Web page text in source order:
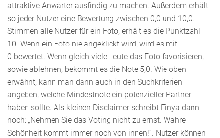
attraktive Anwärter ausfindig zu machen. Außerdem erhält
so jeder Nutzer eine Bewertung zwischen 0,0 und 10,0.
Stimmen alle Nutzer für ein Foto, erhält es die Punktzahl
10. Wenn ein Foto nie angeklickt wird, wird es mit
0 bewertet. Wenn gleich viele Leute das Foto favorisieren,
sowie ablehnen, bekommt es die Note 5,0. Wie oben
erwähnt, kann man dann auch in den Suchkriterien
angeben, welche Mindestnote ein potenzieller Partner
haben sollte. Als kleinen Disclaimer schreibt Finya dann
noch: „Nehmen Sie das Voting nicht zu ernst. Wahre
Schönheit kommt immer noch von innen!“. Nutzer können